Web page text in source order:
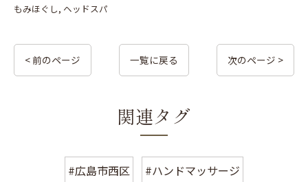
もみほぐし ヘッドスパ
< 前のページ 一覧に戻る 次のページ >
関連タグ
#広島市西区 #ハンドマッサージ